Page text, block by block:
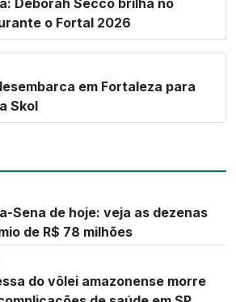
Deborah Secco brilha no
o Fortal 2026
em Fortaleza para
Skol
Sena de hoje: veja as dezenas
de R$ 78 milhões
do vôlei amazonense morre